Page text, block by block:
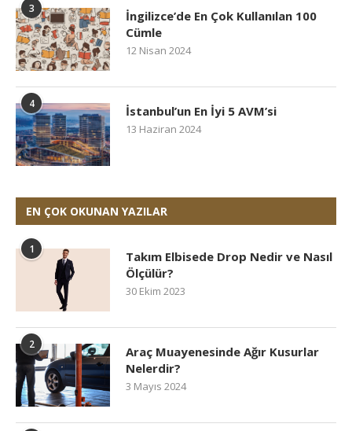
3
İngilizce’de En Çok Kullanılan 100
Cümle
12 Nisan 2024
4 İstanbul’un En İyi 5 AVM’si
13 Haziran 2024
EN ÇOK OKUNAN YAZILAR
1
Takım Elbisede Drop Nedir ve Nasıl
Ölçülür?
30 Ekim 2023
2
Araç Muayenesinde Ağır Kusurlar
Nelerdir?
3 Mayıs 2024